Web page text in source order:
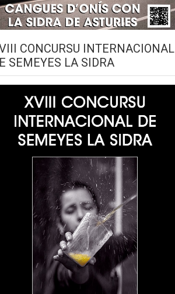
CONCURSU INTERNACIONAL
SEMEYES LA SIDRA